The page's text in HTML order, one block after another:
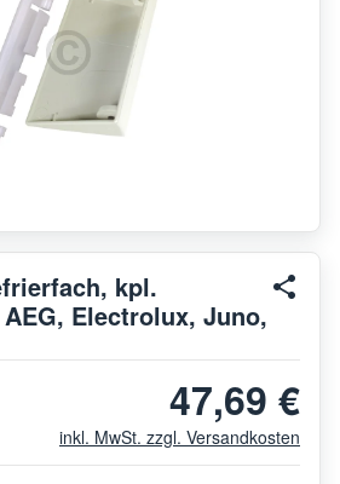
kpl.
AEG, Electrolux, Juno,
47,69 €
inkl. MwSt. zzgl. Versandkosten